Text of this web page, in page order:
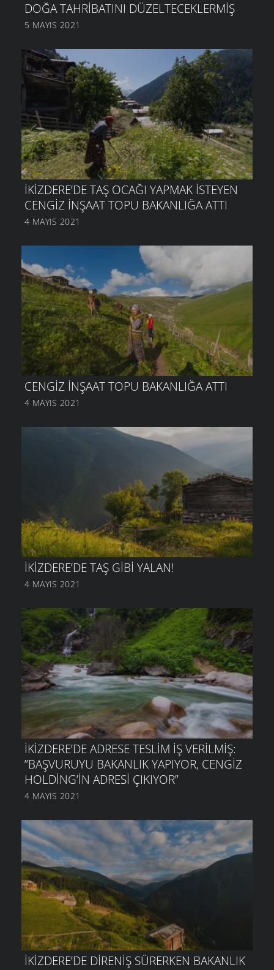
DOĞA TAHRIBATINI DÜZELTECEKLERMIŞ
5 MAYIS 2021
İKIZDERE’DE TAŞ OCAĞI YAPMAK ISTEYEN
CENGIZ İNŞAAT TOPU BAKANLIĞA ATTI
4 MAYIS 2021
CENGIZ İNŞAAT TOPU BAKANLIĞA ATTI
4 MAYIS 2021
İKIZDERE’DE TAŞ GIBI YALAN!
4 MAYIS 2021
İKIZDERE’DE ADRESE TESLIM IŞ VERILMIŞ:
”BAŞVURUYU BAKANLIK YAPIYOR, CENGIZ
HOLDING’IN ADRESI ÇIKIYOR”
4 MAYIS 2021
İKIZDERE’DE DIRENIŞ SÜRERKEN BAKANLIK